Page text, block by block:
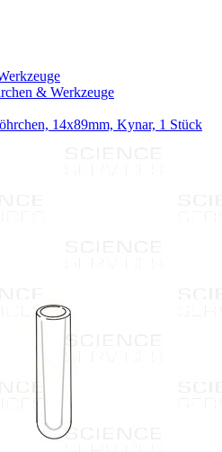
& Werkzeuge
14x89mm, Kynar, 1 Stück